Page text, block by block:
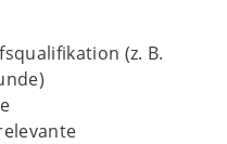
(z. B.